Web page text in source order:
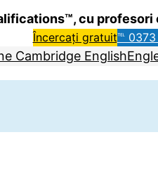
cu profesori
Încercați gratuit℡
Cambridge English